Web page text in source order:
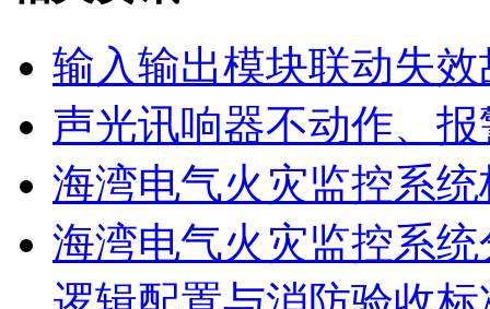
输入输出模块联动失效
声光讯响器不动作、
海湾电气火灾监控系
海湾电气火灾监控系